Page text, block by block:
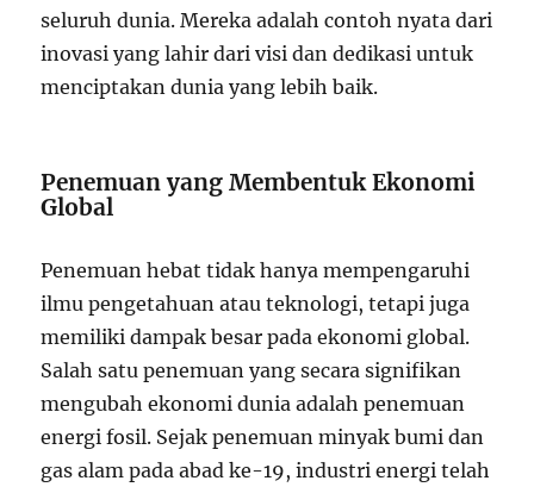
seluruh dunia. Mereka adalah contoh nyata dari
inovasi yang lahir dari visi dan dedikasi untuk
menciptakan dunia yang lebih baik.
Penemuan yang Membentuk Ekonomi
Global
Penemuan hebat tidak hanya mempengaruhi
ilmu pengetahuan atau teknologi, tetapi juga
memiliki dampak besar pada ekonomi global.
Salah satu penemuan yang secara signifikan
mengubah ekonomi dunia adalah penemuan
energi fosil. Sejak penemuan minyak bumi dan
gas alam pada abad ke-19, industri energi telah